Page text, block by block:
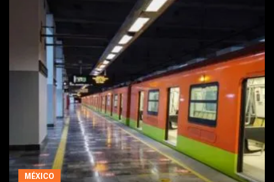
MÉXICO